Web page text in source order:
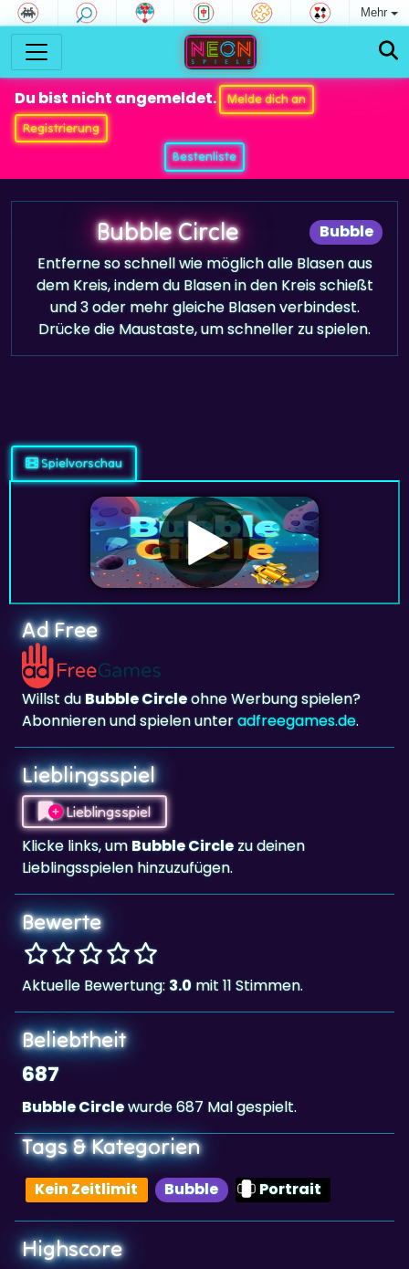
Mehr
Du bist nicht angemeldet.
Melde dich an
Registrierung
Bestenliste
Bubble
Bubble Circle
Entferne so schnell wie möglich alle Blasen aus
dem Kreis, indem du Blasen in den Kreis schießt
und 3 oder mehr gleiche Blasen verbindest.
Drücke die Maustaste, um schneller zu spielen.
Spielvorschau
Ad Free
Willst duBubble Circleohne Werbung spielen?
Abonnieren und spielen unteradfreegames.de.
Lieblingsspiel
Lieblingsspiel
Klicke links, umBubble Circlezu deinen
Lieblingsspielen hinzuzufügen.
Bewerte
Aktuelle Bewertung: 3.0 mit 11 Stimmen.
Beliebtheit
687
Bubble Circlewurde 687 Mal gespielt.
Tags & Kategorien
Kein Zeitlimit Bubble Portrait
Highscore